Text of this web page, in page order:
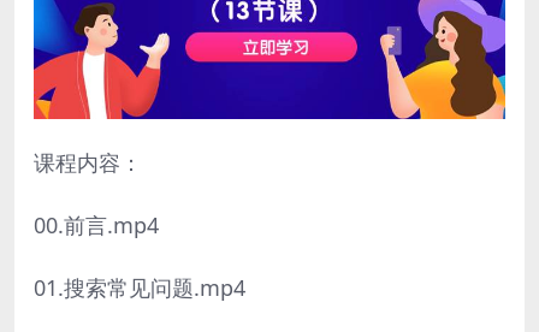
课程内容：
00.前言.mp4
01.搜索常见问题.mp4